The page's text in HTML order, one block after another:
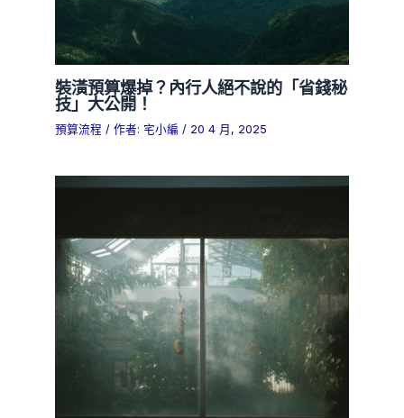
裝潢預算爆掉？內行人絕不說的「省錢秘
技」大公開！
預算流程 / 作者: 宅小編/ 20 4 月, 2025